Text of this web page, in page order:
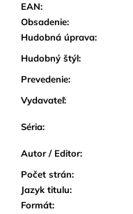
EAN:
Obsadenie:
Hudobná úprava:
Hudobný štýl:
Prevedenie:
Vydavateľ:
Séria:
Autor / Editor:
Počet strán:
Jazyk titulu:
Formát: